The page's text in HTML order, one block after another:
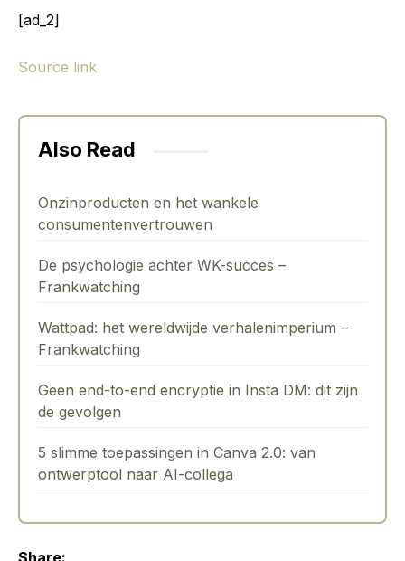
[ad_2]
Source link
Also Read
Onzinproducten en het wankele
consumentenvertrouwen
De psychologie achter WK-succes –
Frankwatching
Wattpad: het wereldwijde verhalenimperium –
Frankwatching
Geen end-to-end encryptie in Insta DM: dit zijn
de gevolgen
5 slimme toepassingen in Canva 2.0: van
ontwerptool naar AI-collega